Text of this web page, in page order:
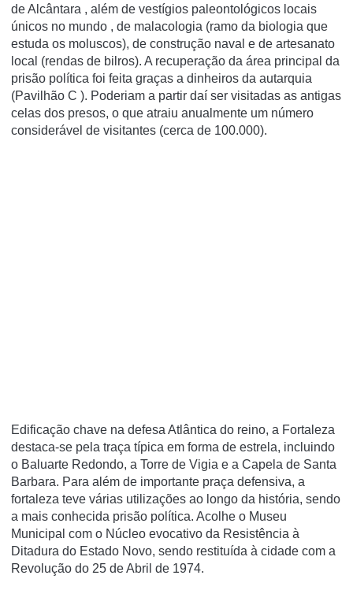
de Alcântara , além de vestí­gios paleontológicos locais
únicos no mundo , de malacologia (ramo da biologia que
estuda os moluscos), de construção naval e de artesanato
local (rendas de bilros). A recuperação da área principal da
prisão polí­tica foi feita graças a dinheiros da autarquia
(Pavilhão C ). Poderiam a partir daí­ ser visitadas as antigas
celas dos presos, o que atraiu anualmente um número
considerável de visitantes (cerca de 100.000).
Edificação chave na defesa Atlântica do reino, a Fortaleza
destaca-se pela traça típica em forma de estrela, incluindo
o Baluarte Redondo, a Torre de Vigia e a Capela de Santa
Barbara. Para além de importante praça defensiva, a
fortaleza teve várias utilizações ao longo da história, sendo
a mais conhecida prisão política. Acolhe o Museu
Municipal com o Núcleo evocativo da Resistência à
Ditadura do Estado Novo, sendo restituída à cidade com a
Revolução do 25 de Abril de 1974.